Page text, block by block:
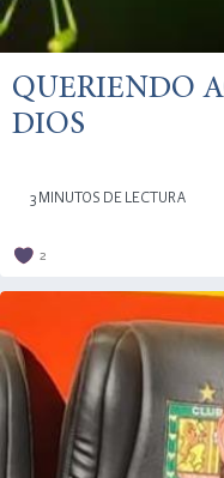
QUERIENDO
DIOS
3 MINUTOS DE LECTURA
2